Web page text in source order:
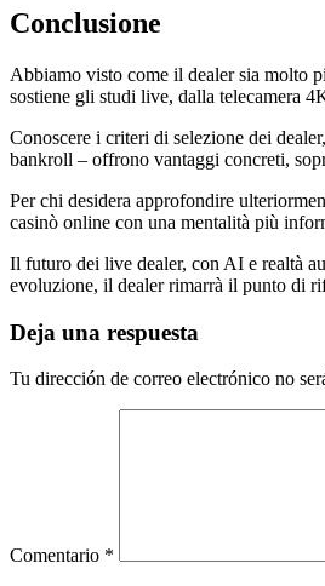
Conclusione
Abbiamo visto come il dealer sia molto
sostiene gli studi live, dalla telecamera
Conoscere i criteri di selezione dei
bankroll – offrono vantaggi concreti,
Per chi desidera approfondire
casinò online con una mentalità più
Il futuro dei live dealer, con AI e realtà
evoluzione, il dealer rimarrà il punto di
Deja una respuesta
Tu dirección de correo electrónico no
Comentario *